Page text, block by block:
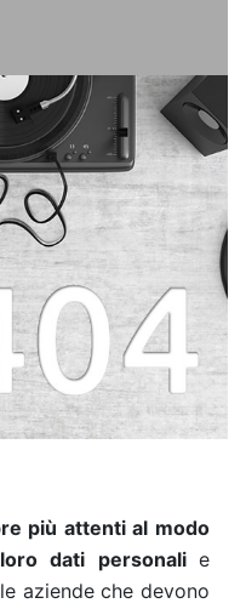
più attenti al modo
dati personali e
aziende che devono